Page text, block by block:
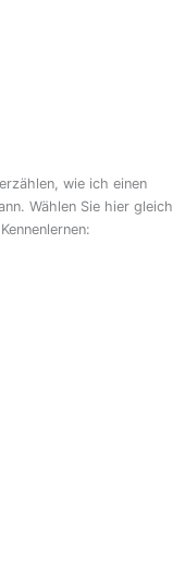
wie ich einen
Wählen Sie hier gleich